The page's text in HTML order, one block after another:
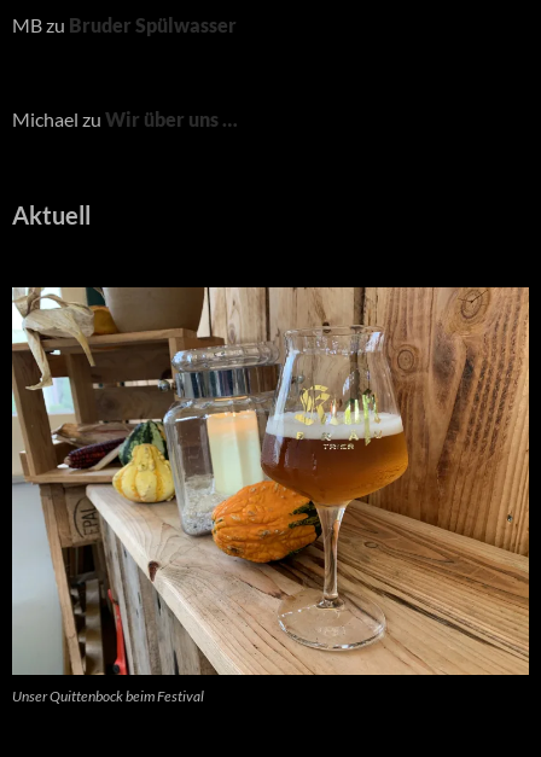
MBzu Bruder Spülwasser
Michael zu Wir über uns …
Aktuell
Unser Quittenbock beim Festival